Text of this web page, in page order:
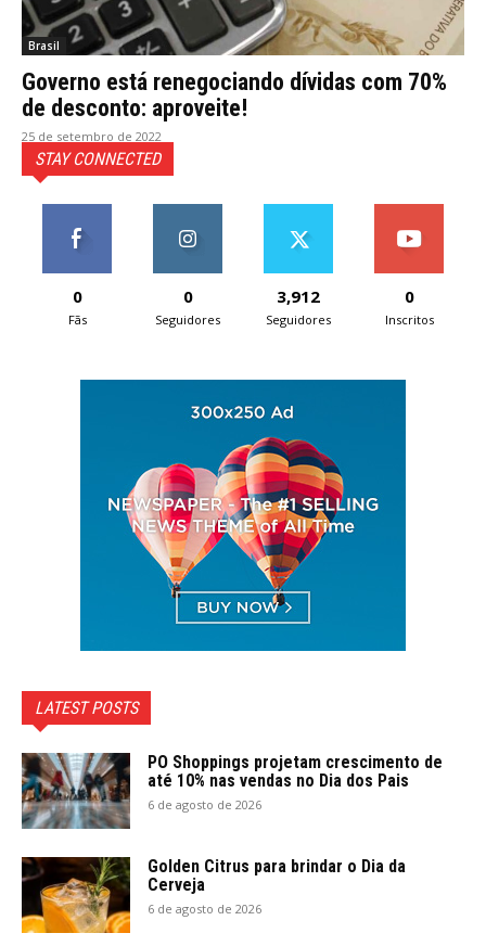
Brasil
Governo está renegociando dívidas com 70%
de desconto: aproveite!
25 de setembro de 2022
STAY CONNECTED
0
Fãs
0
Seguidores
3,912
Seguidores
0
Inscritos
LATEST POSTS
PO Shoppings projetam crescimento de
até 10% nas vendas no Dia dos Pais
6 de agosto de 2026
Golden Citrus para brindar o Dia da
Cerveja
6 de agosto de 2026